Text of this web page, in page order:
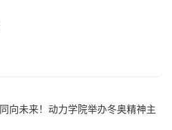
向未来！动力学院举办冬奥精神主